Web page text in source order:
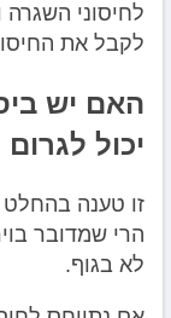
לחיסוני השגרה
לקבל את
האם יש
יכול
זו טענה בהחלט
הרי שמדובר
לא בגוף.